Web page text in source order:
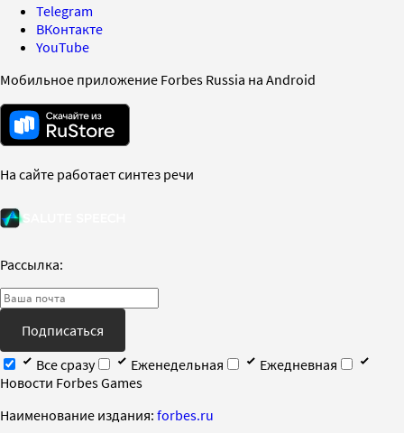
Telegram
ВКонтакте
YouTube
Мобильное приложение Forbes Russia на Android
На сайте работает синтез речи
Рассылка:
Подписаться
Все сразу
Еженедельная
Ежедневная
Новости Forbes Games
Наименование издания: forbes.ru